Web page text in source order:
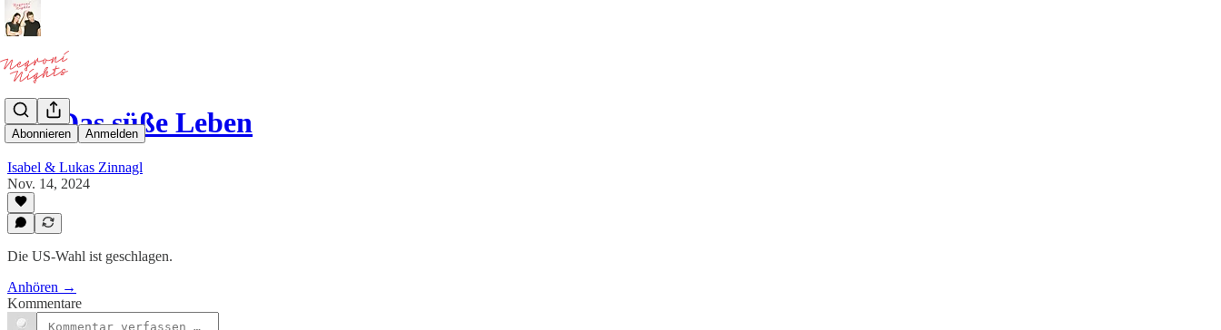
Abonnieren Anmelden
#75 Das süße Leben
Isabel & Lukas Zinnagl
Nov. 14, 2024
Die US-Wahl ist geschlagen.
Anhören →
Kommentare